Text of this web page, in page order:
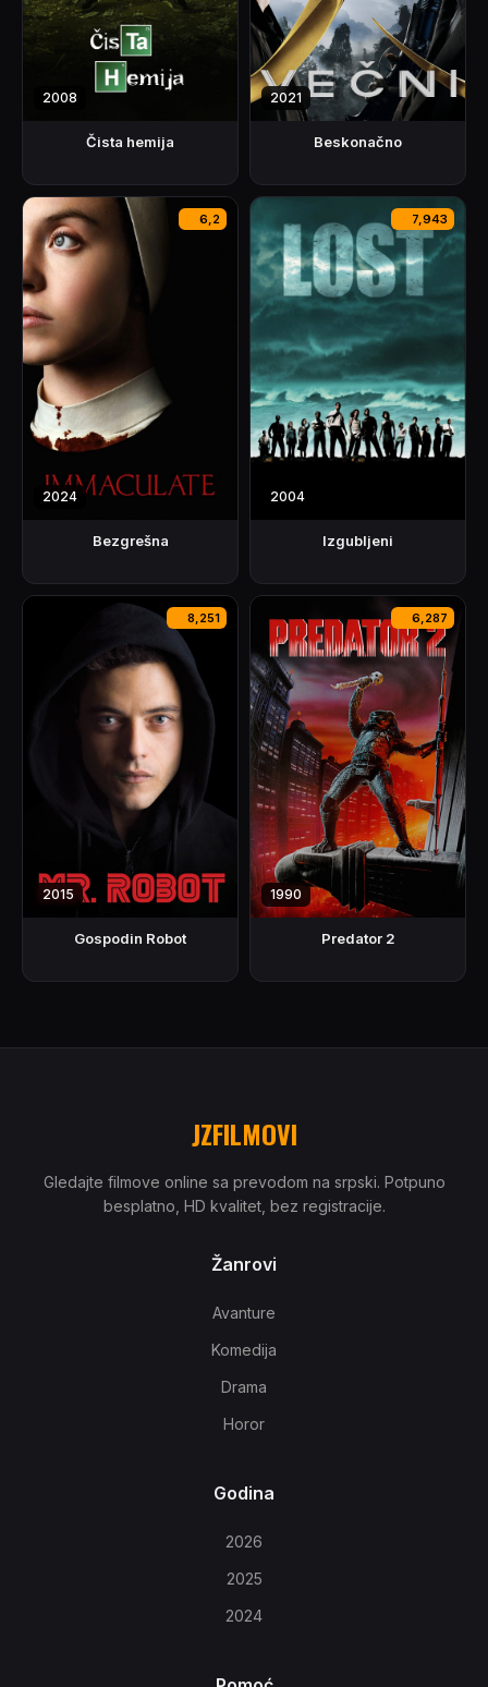
2008
Čista hemija
2021
Beskonačno
6,2
2024
Bezgrešna
7,943
2004
Izgubljeni
8,251
2015
Gospodin Robot
6,287
1990
Predator 2
JZFILMOVI
Gledajte filmove online sa prevodom na srpski. Potpuno
besplatno, HD kvalitet, bez registracije.
Žanrovi
Avanture
Komedija
Drama
Horor
Godina
2026
2025
2024